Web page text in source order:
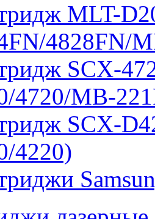
MLT-
4828FN/
SCX-
4720/MB-
SCX-
4220)